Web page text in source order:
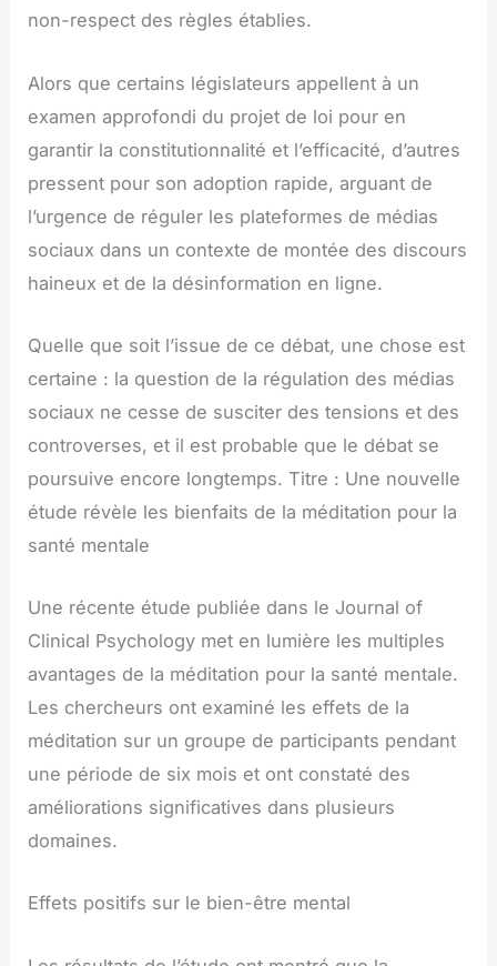
non-respect des règles établies.
Alors que certains législateurs appellent à un
examen approfondi du projet de loi pour en
garantir la constitutionnalité et l’efficacité, d’autres
pressent pour son adoption rapide, arguant de
l’urgence de réguler les plateformes de médias
sociaux dans un contexte de montée des discours
haineux et de la désinformation en ligne.
Quelle que soit l’issue de ce débat, une chose est
certaine : la question de la régulation des médias
sociaux ne cesse de susciter des tensions et des
controverses, et il est probable que le débat se
poursuive encore longtemps. Titre : Une nouvelle
étude révèle les bienfaits de la méditation pour la
santé mentale
Une récente étude publiée dans le Journal of
Clinical Psychology met en lumière les multiples
avantages de la méditation pour la santé mentale.
Les chercheurs ont examiné les effets de la
méditation sur un groupe de participants pendant
une période de six mois et ont constaté des
améliorations significatives dans plusieurs
domaines.
Effets positifs sur le bien-être mental